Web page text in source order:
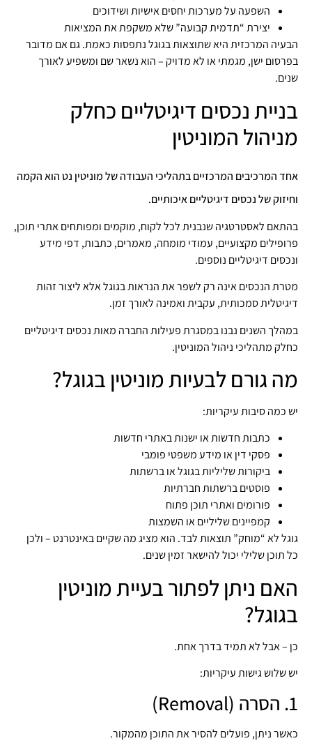
השפעה על מערכות יחסים אישיות ושידוכים
יצירת “תדמית קבועה” שלא משקפת את המציאות
הבעיה המרכזית היא שתוצאות בגוגל נתפסות כאמת. גם אם מדובר
בפרסום ישן, מגמתי או לא מדויק – הוא נשאר שם ומשפיע לאורך
שנים.
בניית נכסים דיגיטליים כחלק
מניהול המוניטין
אחד המרכיבים המרכזיים בתהליכי העבודה של מוניטין נט הוא הקמה
וחיזוק של נכסים דיגיטליים איכותיים.
בהתאם לאסטרטגיה שנבנית לכל לקוח, מוקמים ומפותחים אתרי תוכן,
פרופילים מקצועיים, עמודי מומחה, מאמרים, כתבות, דפי מידע
ונכסים דיגיטליים נוספים.
מטרת הנכסים אינה רק לשפר את הנראות בגוגל אלא ליצור זהות
דיגיטלית סמכותית, עקבית ואמינה לאורך זמן.
במהלך השנים נבנו במסגרת פעילות החברה מאות נכסים דיגיטליים
כחלק מתהליכי ניהול המוניטין.
מה גורם לבעיות מוניטין בגוגל?
יש כמה סיבות עיקריות:
כתבות חדשות או ישנות באתרי חדשות
פסקי דין או מידע משפטי פומבי
ביקורות שליליות בגוגל או ברשתות
פוסטים ברשתות חברתיות
פורומים ואתרי תוכן פתוח
קמפיינים שליליים או השמצות
גוגל לא “מוחק” תוצאות לבד. הוא מציג מה שקיים באינטרנט – ולכן
כל תוכן שלילי יכול להישאר זמין שנים.
האם ניתן לפתור בעיית מוניטין
בגוגל?
כן – אבל לא תמיד בדרך אחת.
יש שלוש גישות עיקריות:
1. הסרה (Removal)
כאשר ניתן, פועלים להסיר את התוכן מהמקור.